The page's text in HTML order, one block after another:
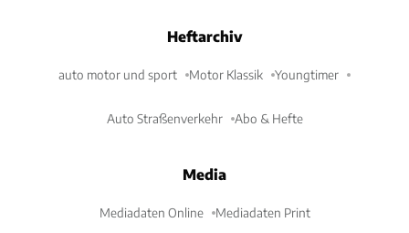
Heftarchiv
auto motor und sport Motor Klassik Youngtimer
Auto Straßenverkehr Abo & Hefte
Media
Mediadaten Online Mediadaten Print